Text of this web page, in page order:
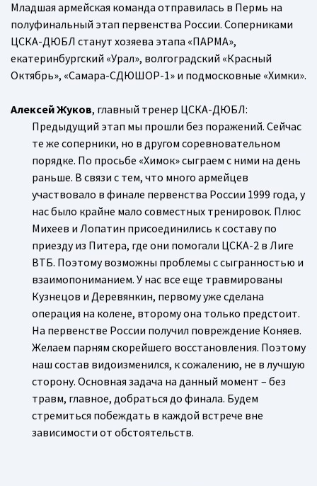
Младшая армейская команда отправилась в Пермь на
полуфинальный этап первенства России. Соперниками
ЦСКА-ДЮБЛ станут хозяева этапа «ПАРМА»,
екатеринбургский «Урал», волгоградский «Красный
Октябрь», «Самара-СДЮШОР-1» и подмосковные «Химки».
Алексей Жуков, главный тренер ЦСКА-ДЮБЛ:
Предыдущий этап мы прошли без поражений. Сейчас
те же соперники, но в другом соревновательном
порядке. По просьбе «Химок» сыграем с ними на день
раньше. В связи с тем, что много армейцев
участвовало в финале первенства России 1999 года, у
нас было крайне мало совместных тренировок. Плюс
Михеев и Лопатин присоединились к составу по
приезду из Питера, где они помогали ЦСКА-2 в Лиге
ВТБ. Поэтому возможны проблемы с сыгранностью и
взаимопониманием. У нас все еще травмированы
Кузнецов и Деревянкин, первому уже сделана
операция на колене, второму она только предстоит.
На первенстве России получил повреждение Коняев.
Желаем парням скорейшего восстановления. Поэтому
наш состав видоизменился, к сожалению, не в лучшую
сторону. Основная задача на данный момент – без
травм, главное, добраться до финала. Будем
стремиться побеждать в каждой встрече вне
зависимости от обстоятельств.